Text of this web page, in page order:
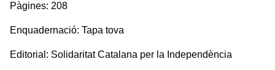
Pàgines: 208
Enquadernació: Tapa tova
Editorial: Solidaritat Catalana per la Independència